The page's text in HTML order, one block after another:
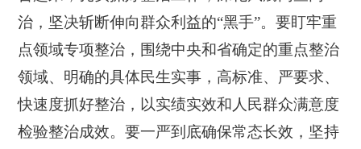
治，坚决斩断伸向群众利益的“黑手”。要盯牢重
点领域专项整治，围绕中央和省确定的重点整治
领域、明确的具体民生实事，高标准、严要求、
快速度抓好整治，以实绩实效和人民群众满意度
检验整治成效。要一严到底确保常态长效，坚持